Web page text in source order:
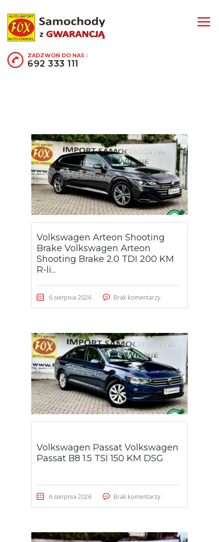
ZADZWOŃ DO NAS :
692 333 111
Volkswagen Arteon Shooting
Brake Volkswagen Arteon
Shooting Brake 2.0 TDI 200 KM
R-li...
6 sierpnia 2026 Brak komentarzy
Volkswagen Passat Volkswagen
Passat B8 1.5 TSI 150 KM DSG
6 sierpnia 2026 Brak komentarzy